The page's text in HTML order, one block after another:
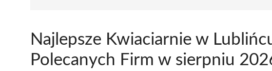
Najlepsze Kwiaciarnie w
Polecanych Firm w sierpniu